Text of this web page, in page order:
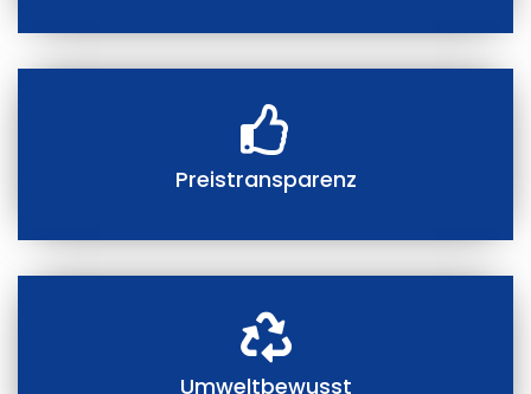
Preistransparenz
Umweltbewusst